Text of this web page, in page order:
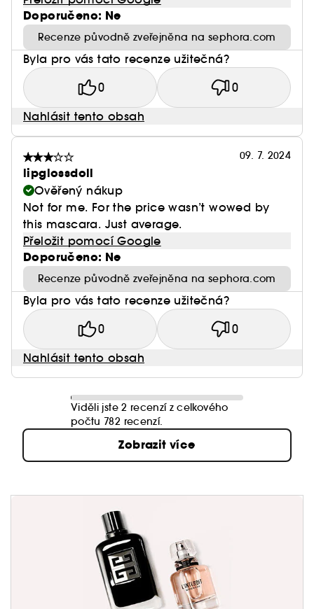
Doporučeno: Ne
Recenze původně zveřejněna na sephora.com
Byla pro vás tato recenze užitečná?
0 0
Nahlásit tento obsah
09. 7. 2024
lipglossdoll
Ověřený nákup
Not for me. For the price wasn’t wowed by
this mascara. Just average.
Přeložit pomocí Google
Doporučeno: Ne
Recenze původně zveřejněna na sephora.com
Byla pro vás tato recenze užitečná?
0 0
Nahlásit tento obsah
Viděli jste 2 recenzí z celkového
počtu 782 recenzí.
Zobrazit více